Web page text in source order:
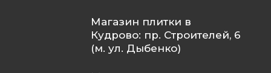
Магазин плитки в
Кудрово: пр. Строителей, 6
(м. ул. Дыбенко)